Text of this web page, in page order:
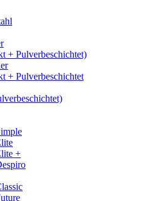
+ Pulverbeschichtet)
+ Pulverbeschichtet
+